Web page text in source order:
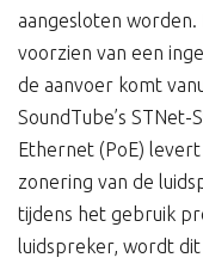
aangesloten
voorzien van een
de aanvoer komt
SoundTube’s
Ethernet (PoE)
zonering van de
tijdens het gebruik
luidspreker, wordt